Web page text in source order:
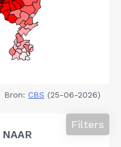
Bron: CBS (25-06-2026)
Filters